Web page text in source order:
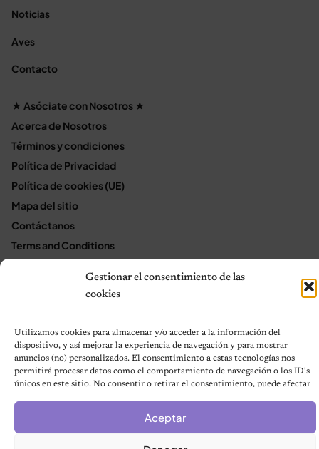
Gestionar el consentimiento de las
cookies
Utilizamos cookies para almacenar y/o acceder a la información del
dispositivo, y así mejorar la experiencia de navegación y para mostrar
anuncios (no) personalizados. El consentimiento a estas tecnologías nos
permitirá procesar datos como el comportamiento de navegación o los ID's
únicos en este sitio. No consentir o retirar el consentimiento, puede afectar
Aceptar
Noticias
Aves
Contacto
★ Asóciate con Nosotros ★
Acerca de Nosotros
Términos y condiciones
Política de Privacidad
Política de cookies (UE)
Mapa del sitio
Contáctanos
Terms and Conditions